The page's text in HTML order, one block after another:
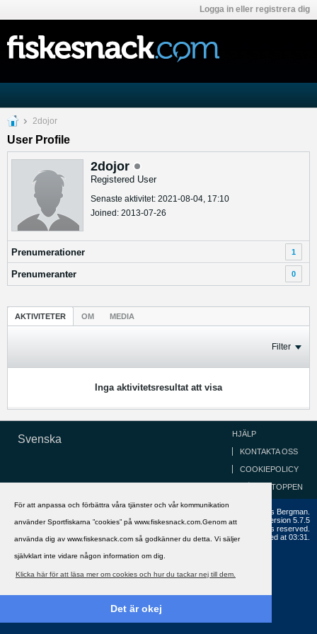
För att anpassa och förbättra våra tjänster och vår kommunikation
använder Sportfiskarna ”cookies” på www.fiskesnack.com.Genom att
använda dig av www.fiskesnack.com så godkänner du detta. Vi säljer
självklart inte vidare någon information om dig.
Klicka här för att läsa mer om cookies och hur du tackar nej till dem.
Det är okej
Logga in eller registrera dig
2dojor
User Profile
2dojor
Registered User
Senaste aktivitet: 2021-08-04, 17:10
Joined: 2013-07-26
Prenumerationer 1
Prenumeranter 0
AKTIVITETER OM MEDIA
Filter
Inga aktivitetsresultat att visa
Svenska HJÄLP
KONTAKTA OSS
COOKIEPOLICY
GÅ TILL TOPPEN
Copyright ©2002 - 2021, FiskeSnack.com. Grundad 2002 av Anders Bergman.
Powered byvBulletin®
Version 5.7.5
Copyright © 2026 MH Sub I, LLC dba vBulletin. All rights reserved.
All times are GMT+1. This page was generated at 03:31.